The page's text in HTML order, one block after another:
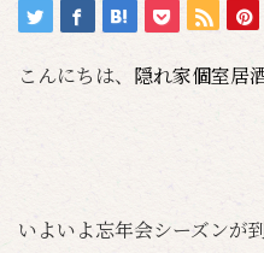
こんにちは、 隠れ家個室居
いよいよ忘年会シーズンが